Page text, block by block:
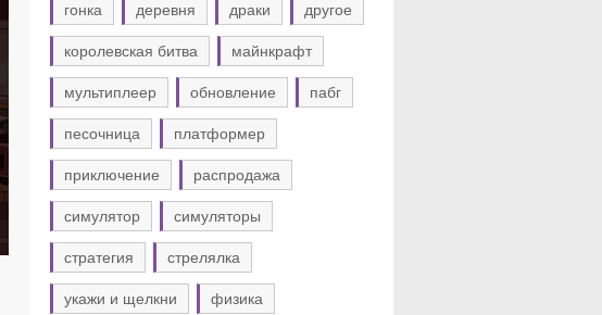
гонка деревня драки другое
королевская битва майнкрафт
мультиплеер обновление пабг
песочница платформер
приключение распродажа
симулятор симуляторы
стратегия стрелялка
укажи и щелкни физика